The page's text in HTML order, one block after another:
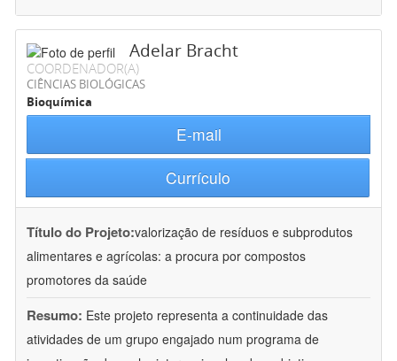
Adelar Bracht
COORDENADOR(A)
CIÊNCIAS BIOLÓGICAS
Bioquímica
E-mail
Currículo
Título do Projeto:valorização de resíduos e subprodutos
alimentares e agrícolas: a procura por compostos
promotores da saúde
Resumo: Este projeto representa a continuidade das
atividades de um grupo engajado num programa de